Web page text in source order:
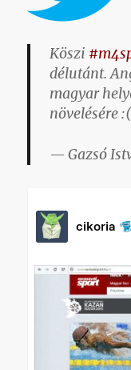
Köszi
délutánt.
magyar
növelésére :(
— Gazsó